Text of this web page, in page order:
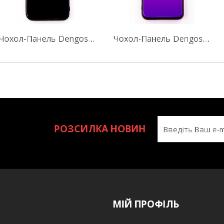
Чохол-Панель Dengos (Back Cover) "Mirror" Для... Чохол-Панель Dengos (Back Cover) "Mirror" Для...
РОЗСИЛКА НОВИН
МІЙ ПРОФІЛЬ